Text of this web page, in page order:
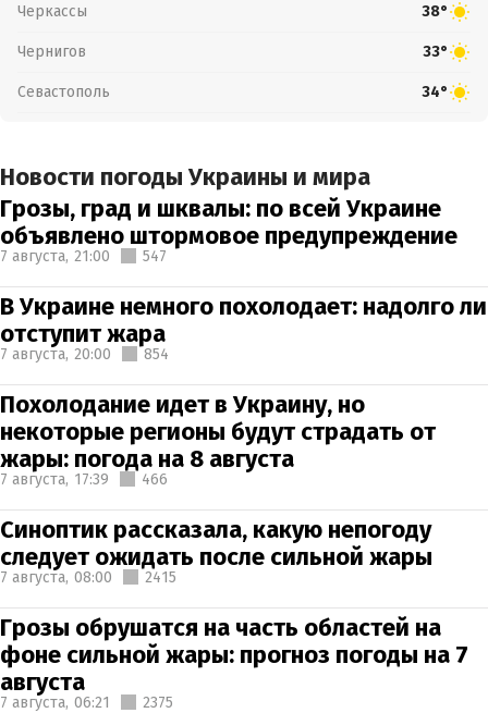
Черкассы 38°
Чернигов 33°
Севастополь 34°
Новости погоды Украины и мира
Грозы, град и шквалы: по всей Украине
объявлено штормовое предупреждение
7 августа, 21:00 547
В Украине немного похолодает: надолго ли
отступит жара
7 августа, 20:00 854
Похолодание идет в Украину, но
некоторые регионы будут страдать от
жары: погода на 8 августа
7 августа, 17:39 466
Синоптик рассказала, какую непогоду
следует ожидать после сильной жары
7 августа, 08:00 2415
Грозы обрушатся на часть областей на
фоне сильной жары: прогноз погоды на 7
августа
7 августа, 06:21 2375